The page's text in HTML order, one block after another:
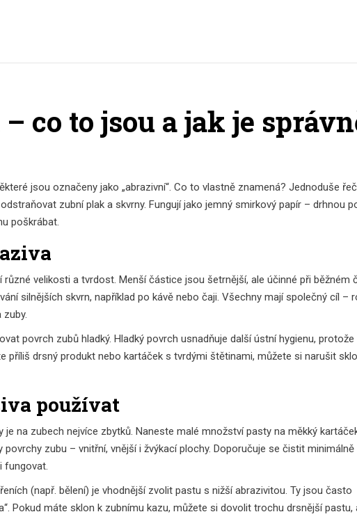
co to jsou a jak je
jsou označeny jako „abrazivní“. Co to vlastně znamená? Jednoduše
zubní plak a skvrny. Fungují jako jemný smirkový papír – drhnou
poškrábat.
velikosti a tvrdost. Menší částice jsou šetrnější, ale účinné při běžném
silnějších skvrn, například po kávě nebo čaji. Všechny mají společný cíl –
povrch zubů hladký. Hladký povrch usnadňuje další ústní hygienu, protože
příliš drsný produkt nebo kartáček s tvrdými štětinami, můžete si narušit
používat
na zubech nejvíce zbytků. Naneste malé množství pasty na měkký
zubu – vnitřní, vnější i žvýkací plochy. Doporučuje se čistit minimálně
fungovat.
(např. bělení) je vhodnější zvolit pastu s nižší abrazivitou. Ty jsou často
Pokud máte sklon k zubnímu kazu, můžete si dovolit trochu drsnější pastu,